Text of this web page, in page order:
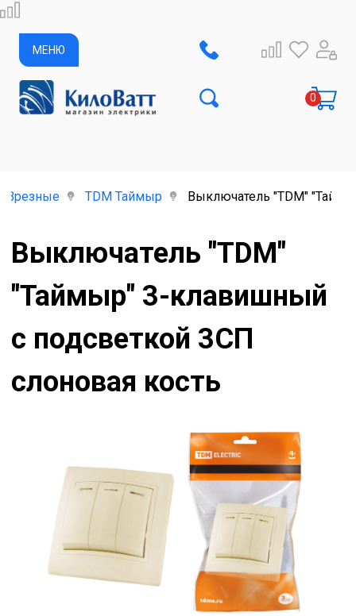
МЕНЮ
Врезные TDM Таймыр Выключатель "TDM"
Выключатель "TDM"
"Таймыр" 3-клавишный
с подсветкой 3СП
слоновая кость